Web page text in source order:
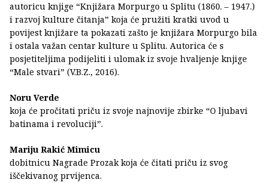
autoricu knjige “Knjižara Morpurgo u Splitu (1860. – 1947.)
i razvoj kulture čitanja” koja će pružiti kratki uvod u
povijest knjižare ta pokazati zašto je knjižara Morpurgo bila
i ostala važan centar kulture u Splitu. Autorica će s
posjetiteljima podijeliti i ulomak iz svoje hvaljenje knjige
“Male stvari” (V.B.Z., 2016).
Noru Verde
koja će pročitati priču iz svoje najnovije zbirke “O ljubavi
batinama i revoluciji”.
Mariju Rakić Mimicu
dobitnicu Nagrade Prozak koja će čitati priču iz svog
iščekivanog prvijenca.